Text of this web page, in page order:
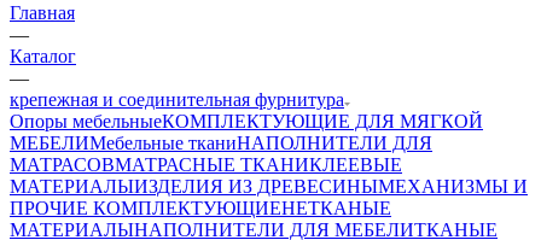
Главная
—
Каталог
—
крепежная и соединительная фурнитура
Опоры мебельныеКОМПЛЕКТУЮЩИЕ ДЛЯ МЯГКОЙ
МЕБЕЛИМебельные тканиНАПОЛНИТЕЛИ ДЛЯ
МАТРАСОВМАТРАСНЫЕ ТКАНИКЛЕЕВЫЕ
МАТЕРИАЛЫИЗДЕЛИЯ ИЗ ДРЕВЕСИНЫМЕХАНИЗМЫ И
ПРОЧИЕ КОМПЛЕКТУЮЩИЕНЕТКАНЫЕ
МАТЕРИАЛЫНАПОЛНИТЕЛИ ДЛЯ МЕБЕЛИТКАНЫЕ